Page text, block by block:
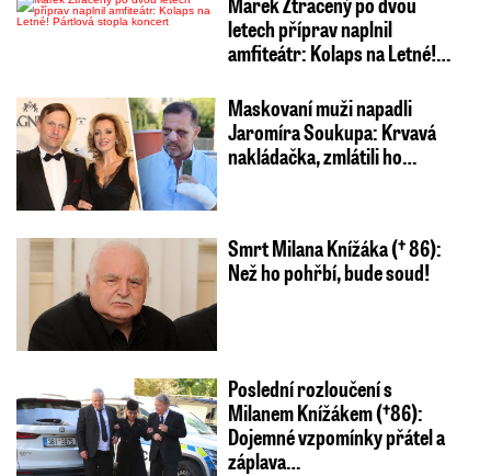
letech příprav naplnil
amfiteátr: Kolaps na Letné!…
Maskovaní muži napadli
Jaromíra Soukupa: Krvavá
nakládačka, zmlátili ho…
Smrt Milana Knížáka († 86):
Než ho pohřbí, bude soud!
Poslední rozloučení s
Milanem Knížákem (†86):
Dojemné vzpomínky přátel a
záplava…